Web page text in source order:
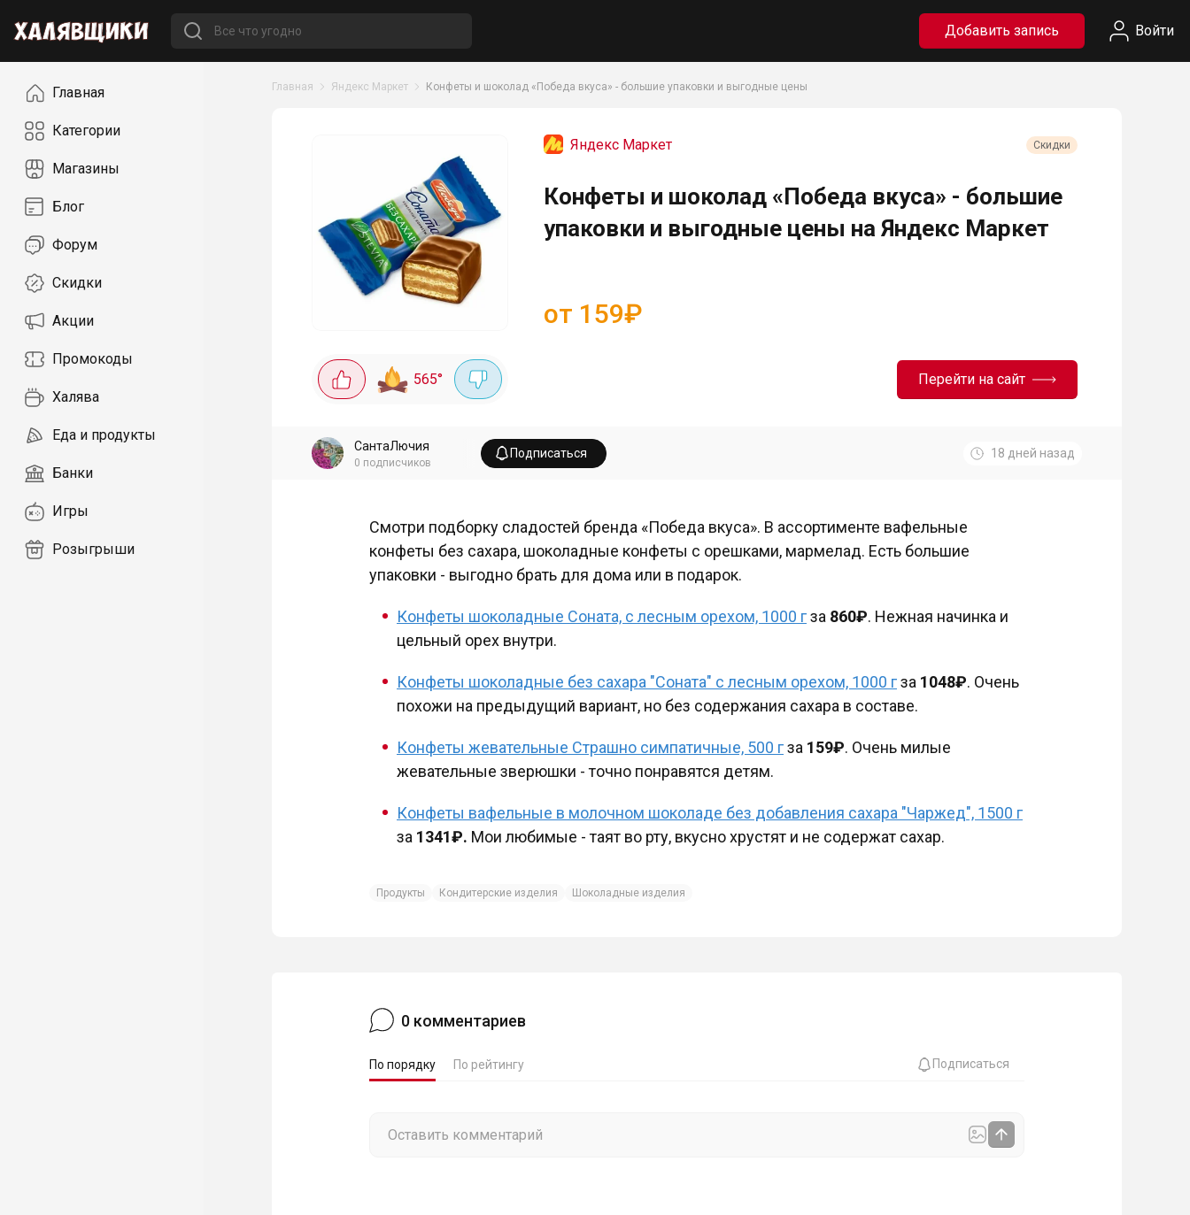
Добавить запись Войти
НавигацияГлавная
Категории
Магазины
Блог
Форум
Скидки
Акции
Промокоды
Халява
Еда и продукты
Банки
Игры
Розыгрыши
Главная Яндекс Маркет Конфеты и шоколад «Победа вкуса» - большие упаковки и выгодные цены
Яндекс Маркет Скидки
Конфеты и шоколад «Победа вкуса» - большие
упаковки и выгодные цены на Яндекс Маркет
от 159₽
565° Перейти на сайт
СантаЛючия
0 подписчиков
Подписаться 18 дней назад
Смотри подборку сладостей бренда «Победа вкуса». В ассортименте вафельные
конфеты без сахара, шоколадные конфеты с орешками, мармелад. Есть большие
упаковки - выгодно брать для дома или в подарок.
Конфеты шоколадные Соната, с лесным орехом, 1000 гза 860₽. Нежная начинка и
цельный орех внутри.
Конфеты шоколадные без сахара "Соната" с лесным орехом, 1000 гза 1048₽. Очень
похожи на предыдущий вариант, но без содержания сахара в составе.
Конфеты жевательные Страшно симпатичные, 500 гза 159₽. Очень милые
жевательные зверюшки - точно понравятся детям.
Конфеты вафельные в молочном шоколаде без добавления сахара "Чаржед", 1500 г
за 1341₽. Мои любимые - таят во рту, вкусно хрустят и не содержат сахар.
Продукты Кондитерские изделия Шоколадные изделия
0 комментариев
По порядку По рейтингу Подписаться